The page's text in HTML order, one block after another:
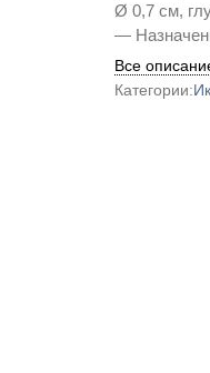
Ø 0,7 см,
—
Все
Категории: